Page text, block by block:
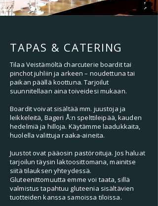
TAPAS & CATERING
Tilaa Veistämöltä charcuterie boardit tai
pinchot juhliin ja arkeen – noudettuna tai
paikan päällä koottuna. Tarjoilut
suunnitellaan aina toiveidesi mukaan.
Boardit voivat sisältää mm. juustoja ja
leikkeleitä, Bageri Å:n spelttileipää, kauden
hedelmiä ja hilloja. Käytämme laadukkaita,
huolella valittuja raaka-aineita.
Juustot ovat pääosin pastöroituja. Jos haluat
tarjoilun täysin laktoosittomana, mainitse
siitä tilauksen yhteydessä.
Gluteenittomuutta emme voi taata, sillä
valmistus tapahtuu gluteenia sisältävien
tuotteiden kanssa samoissa tiloissa.